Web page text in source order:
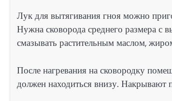
Лук для вытягивания гноя можно
Нужна сковорода среднего размера с
смазывать растительным маслом,
После нагревания на сковородку
должен находиться внизу. Накрывают